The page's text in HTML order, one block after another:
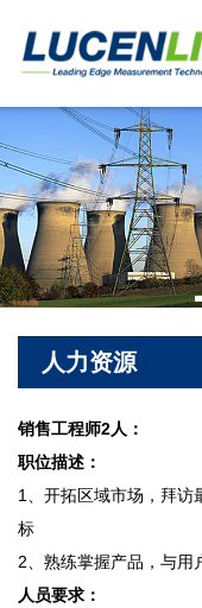
人力资源
销售工程师2人：
职位描述：
1、开拓区域市场，拜访
标
2、熟练掌握产品，与用
人员要求：